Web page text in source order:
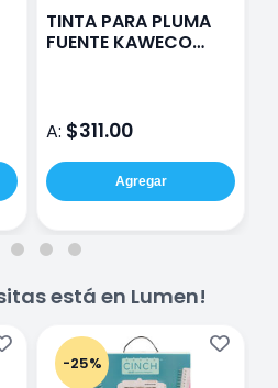
TINTA PARA PLUMA
FUENTE KAWECO
A: $311.00
Agregar
está en Lumen!
-25%